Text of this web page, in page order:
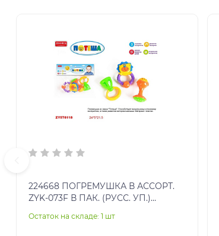
224668 ПОГРЕМУШКА В АССОРТ.
ZYK-073F В ПАК. (РУСС. УП.)
Остаток на складе: 1 шт